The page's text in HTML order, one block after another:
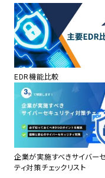
EDR機能比較
企業が実施すべきサイバー
ティ対策チェックリスト